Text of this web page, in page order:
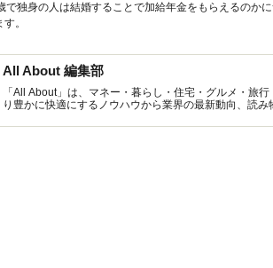
で独身の人は結婚することで加給年金をもらえるのか
。
All About 編集部
「All About」は、マネー・暮らし・住宅・グルメ・旅
り豊かに快適にするノウハウから業界の最新動向、読